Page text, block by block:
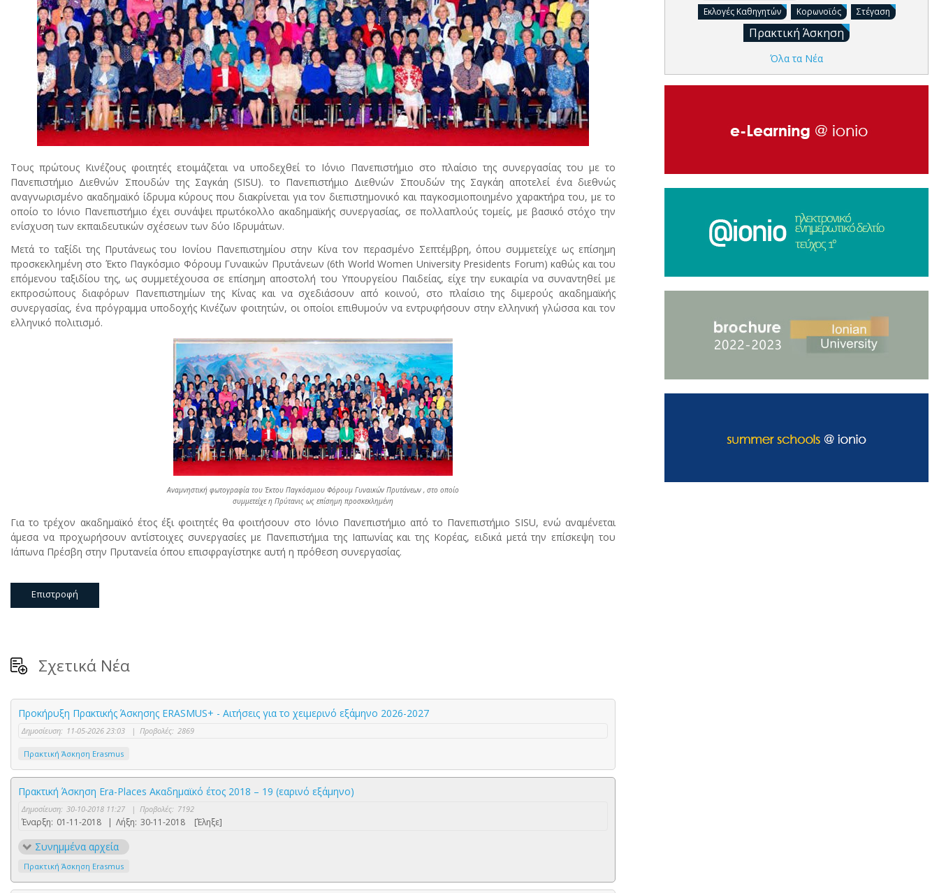
Τους πρώτους Κινέζους φοιτητές ετοιμάζεται να υποδεχθεί το Ιόνιο Πανεπιστήμιο στο πλαίσιο της συνεργασίας του με το
Πανεπιστήμιο Διεθνών Σπουδών της Σαγκάη (SISU). το Πανεπιστήμιο Διεθνών Σπουδών της Σαγκάη αποτελεί ένα διεθνώς
αναγνωρισμένο ακαδημαϊκό ίδρυμα κύρους που διακρίνεται για τον διεπιστημονικό και παγκοσμιοποιημένο χαρακτήρα του, με το
οποίο το Ιόνιο Πανεπιστήμιο έχει συνάψει πρωτόκολλο ακαδημαϊκής συνεργασίας, σε πολλαπλούς τομείς, με βασικό στόχο την
ενίσχυση των εκπαιδευτικών σχέσεων των δύο Ιδρυμάτων.
Μετά το ταξίδι της Πρυτάνεως του Ιονίου Πανεπιστημίου στην Κίνα τον περασμένο Σεπτέμβρη, όπου συμμετείχε ως επίσημη
προσκεκλημένη στο Έκτο Παγκόσμιο Φόρουμ Γυναικών Πρυτάνεων (6th World Women University Presidents Forum) καθώς και του
επόμενου ταξιδίου της, ως συμμετέχουσα σε επίσημη αποστολή του Υπουργείου Παιδείας, είχε την ευκαιρία να συναντηθεί με
εκπροσώπους διαφόρων Πανεπιστημίων της Κίνας και να σχεδιάσουν από κοινού, στο πλαίσιο της διμερούς ακαδημαϊκής
συνεργασίας, ένα πρόγραμμα υποδοχής Κινέζων φοιτητών, οι οποίοι επιθυμούν να εντρυφήσουν στην ελληνική γλώσσα και τον
ελληνικό πολιτισμό.
Αναμνηστική φωτογραφία του Έκτου Παγκόσμιου Φόρουμ Γυναικών Πρυτάνεων , στο οποίο
συμμετείχε η Πρύτανις ως επίσημη προσκεκλημένη
Για το τρέχον ακαδημαϊκό έτος έξι φοιτητές θα φοιτήσουν στο Ιόνιο Πανεπιστήμιο από το Πανεπιστήμιο SISU, ενώ αναμένεται
άμεσα να προχωρήσουν αντίστοιχες συνεργασίες με Πανεπιστήμια της Ιαπωνίας και της Κορέας, ειδικά μετά την επίσκεψη του
Ιάπωνα Πρέσβη στην Πρυτανεία όπου επισφραγίστηκε αυτή η πρόθεση συνεργασίας.
Επιστροφή
Σχετικά Νέα
Προκήρυξη Πρακτικής Άσκησης ERASMUS+ - Αιτήσεις για το χειμερινό εξάμηνο 2026-2027
Δημοσίευση: 11-05-2026 23:03 | Προβολές: 2869
Πρακτική Άσκηση Erasmus
Πρακτική Άσκηση Era-Places Ακαδημαϊκό έτος 2018 – 19 (εαρινό εξάμηνο)
Δημοσίευση: 30-10-2018 11:27 | Προβολές: 7192
Έναρξη: 01-11-2018 | Λήξη: 30-11-2018 [Έληξε]
Συνημμένα αρχεία
Πρακτική Άσκηση Erasmus
Εκλογές Καθηγητών Κορωνοϊός Στέγαση
Πρακτική Άσκηση
Όλα τα Νέα